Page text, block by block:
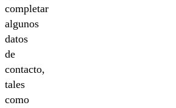
completar
algunos
datos
de
contacto,
tales
como